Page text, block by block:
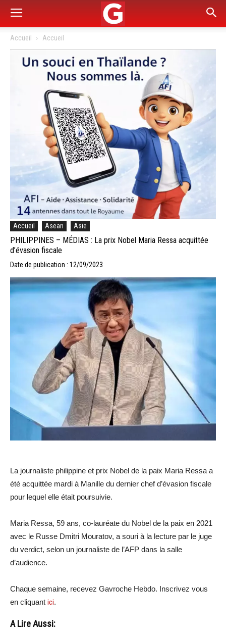
Accueil Accueil
Accueil Asean Asie
PHILIPPINES – MÉDIAS : La prix Nobel Maria Ressa acquittée
d’évasion fiscale
Date de publication : 12/09/2023
La journaliste philippine et prix Nobel de la paix Maria Ressa a
été acquittée mardi à Manille du dernier chef d’évasion fiscale
pour lequel elle était poursuivie.
Maria Ressa, 59 ans, co-lauréate du Nobel de la paix en 2021
avec le Russe Dmitri Mouratov, a souri à la lecture par le juge
du verdict, selon un journaliste de l’AFP dans la salle
d’audience.
Chaque semaine, recevez Gavroche Hebdo. Inscrivez vous
en cliquant ici.
A Lire Aussi: